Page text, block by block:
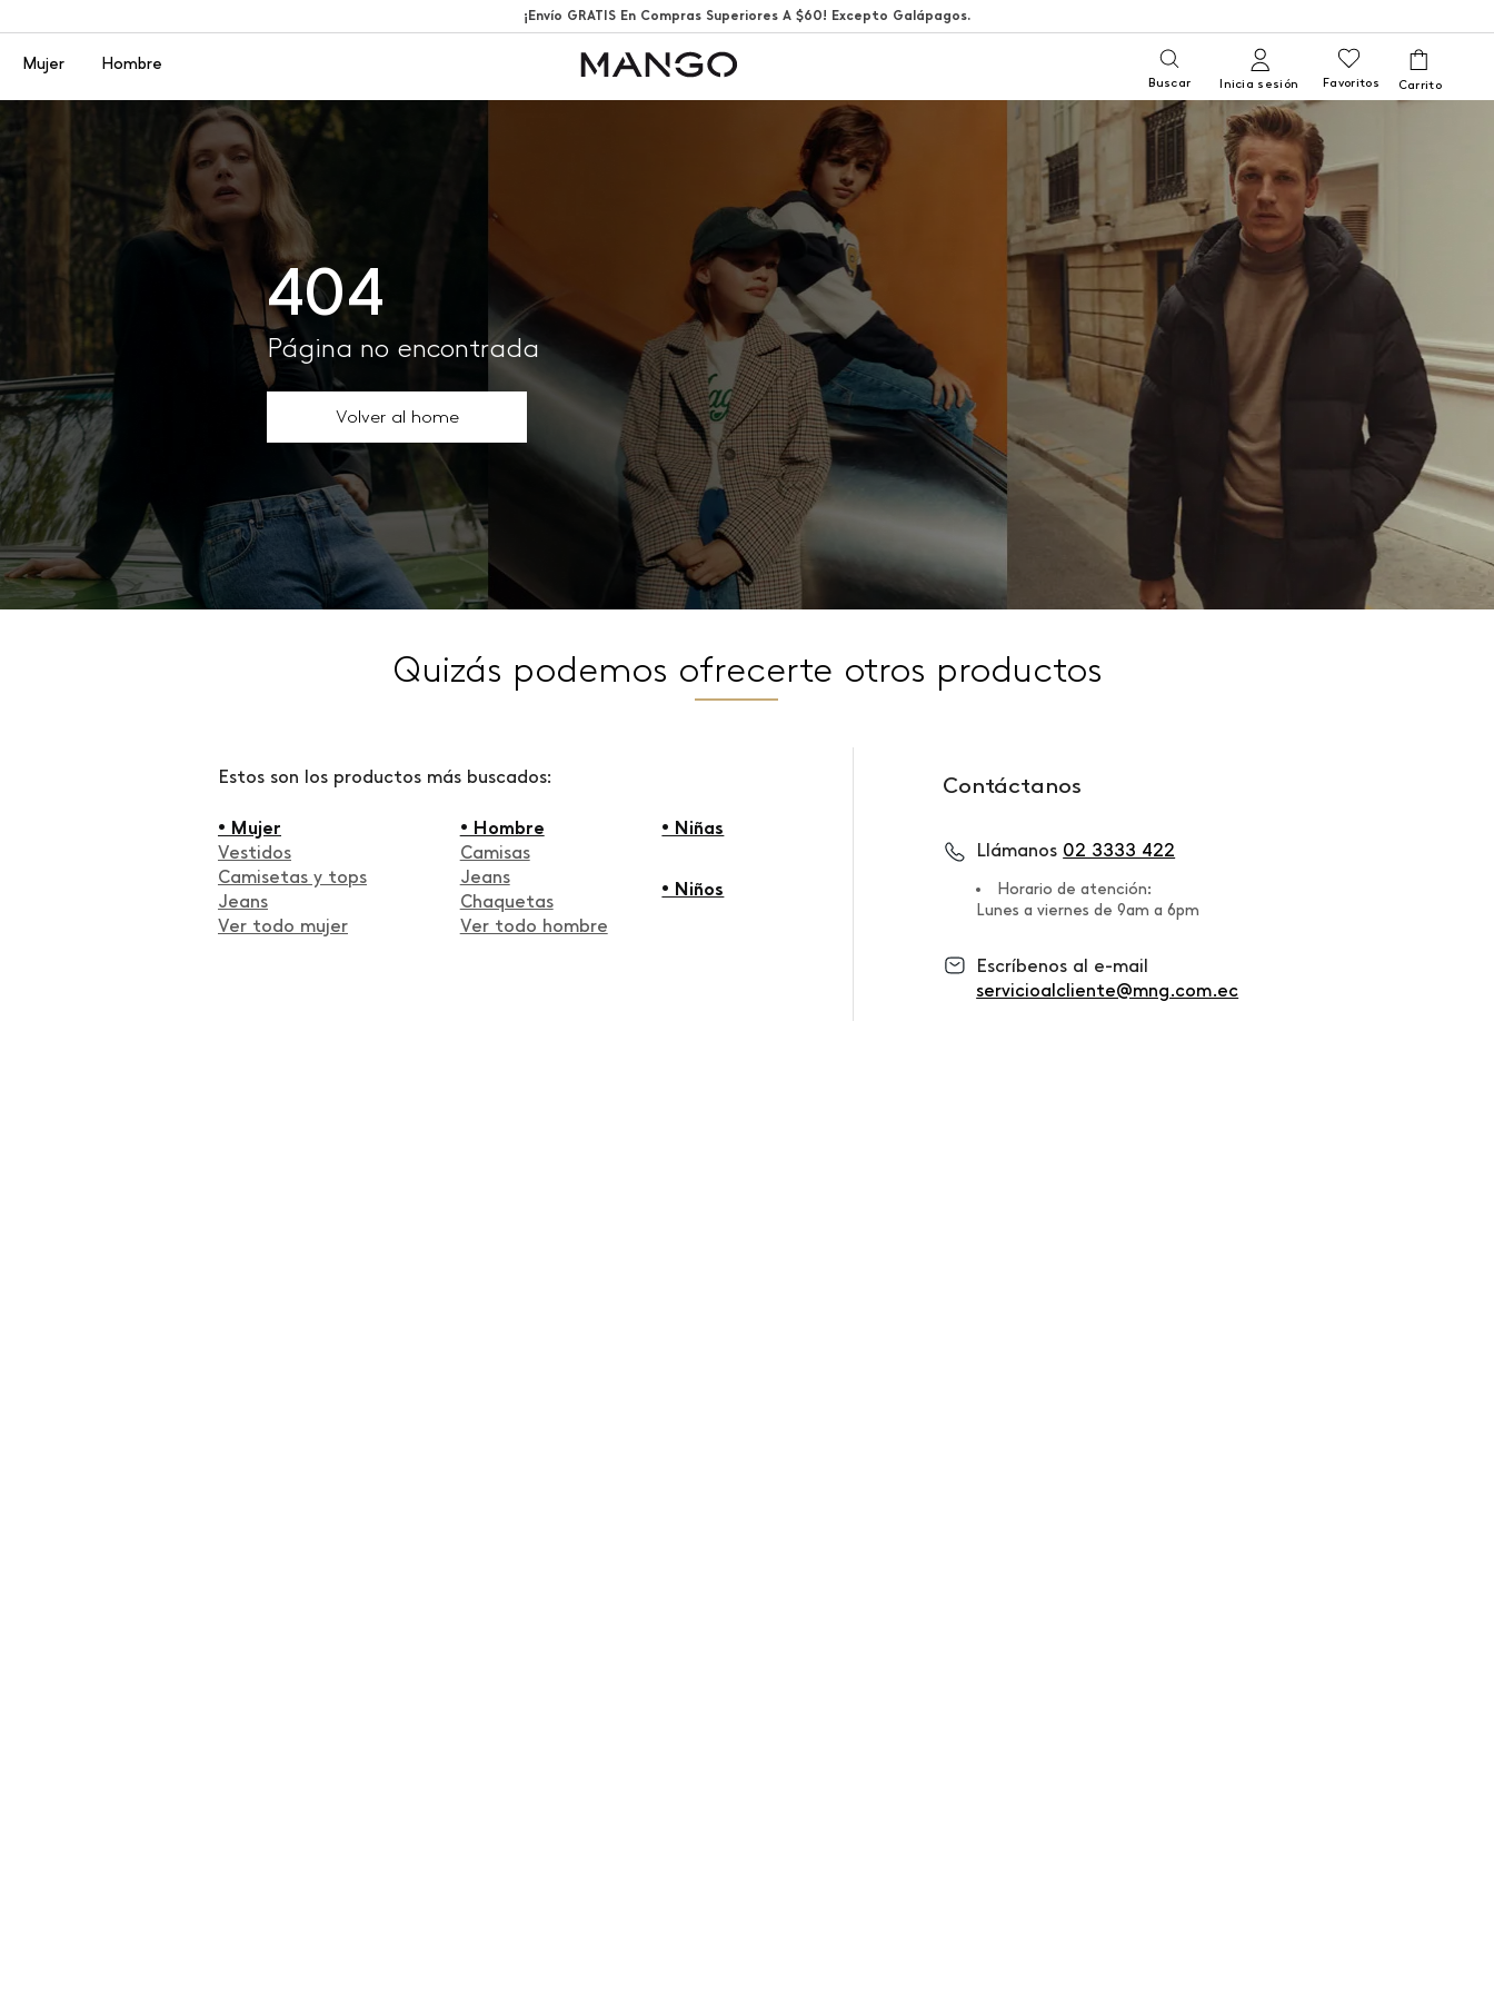
¡Envío GRATIS En Compras Superiores A $60! Excepto Galápagos.
Menú
Mujer Hombre
Buscar Inicia sesión Favoritos
404
Página no encontrada
Volver al home
Quizás podemos ofrecerte otros productos
Estos son los productos más buscados:
• Mujer
Vestidos
Camisetas y tops
Jeans
Ver todo mujer
• Hombre
Camisas
Jeans
Chaquetas
Ver todo hombre
• Niñas
• Niños
Contáctanos
Llámanos 02 3333 422
Horario de atención:
Lunes a viernes de 9am a 6pm
Escríbenos al e-mail
servicioalcliente@mng.com.ec